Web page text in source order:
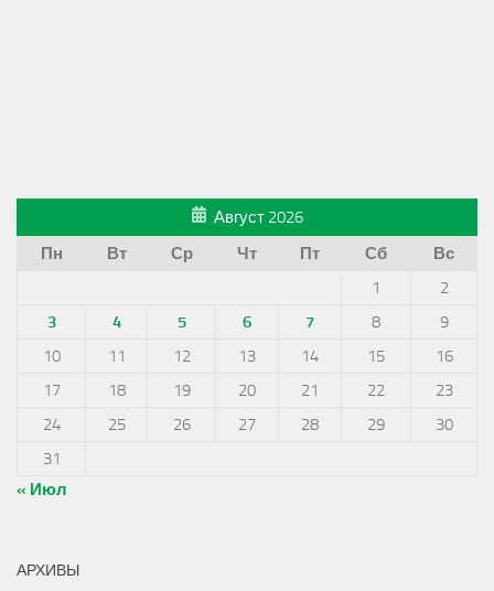
Август 2026
Пн
Вт Ср Чт Пт Сб
Вс
1
2
3
4 5 6 7 8
9
10
11 12 13 14 15
16
17
18 19 20 21 22
23
24
25 26 27 28 29
30
31
« Июл
АРХИВЫ